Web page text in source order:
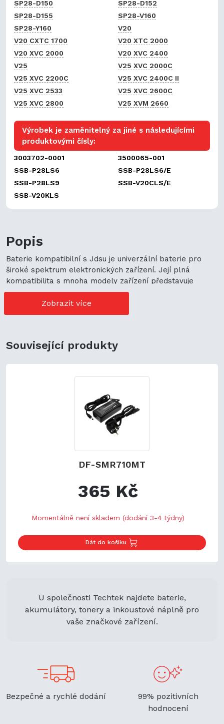
SP28-D150
SP28-D152
SP28-D155
SP28-V160
SP28-Y160
V20
V20 CXTC 1700
V20 XTC 2000
V20 XVC 2000
V20 XVC 2400
V25
V25 XVC 2000C
V25 XVC 2200C
V25 XVC 2400C II
V25 XVC 2533
V25 XVC 2600C
V25 XVC 2800
V25 XVM 2660
Výrobek je zaměnitelný za jiné s následujícími
produktovými čísly:
3003702-0001
3500065-001
SSB-P28LS6
SSB-P28LS6/E
SSB-P28LS9
SSB-V20CLS/E
SSB-V20KLS
Popis
Baterie kompatibilní s Jdsu je univerzální baterie pro
široké spektrum elektronických zařízení. Její plná
kompatibilita s mnoha modely zařízení představuje
cenově výhodné možnosti nákupu. Její univerzální použití
navíc podporuje ekologickou udržitelnost a zaručuje
flexibilitu.
Zobrazit více
Související produkty
DF-SMR710MT
365 Kč
Momentálně není skladem (dodání 3-4 týdny)
Dát do košíku
U společnosti Techtek najdete baterie,
akumulátory, tonery a inkoustové náplně pro
vaše značkové zařízení.
Bezpečné a rychlé dodání
99% pozitivních
hodnocení